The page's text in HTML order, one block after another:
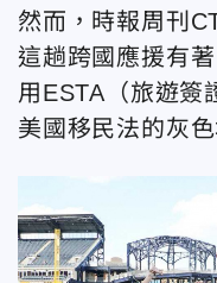
然而，時報周刊
這趟跨國應援有
用ESTA（旅遊簽
美國移民法的灰色